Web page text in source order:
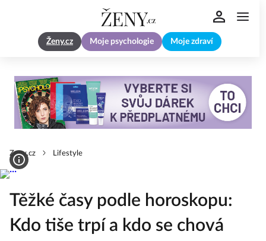
Ženy.cz Moje psychologie Moje zdraví
Zeny.cz Lifestyle
Těžké časy podle horoskopu:
Kdo tiše trpí a kdo se chová